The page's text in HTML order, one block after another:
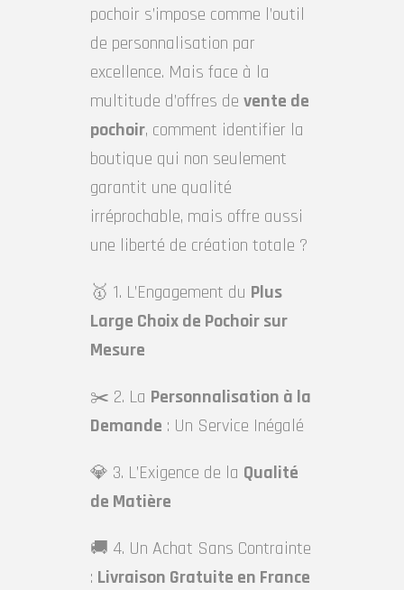
pochoir s’impose comme l’outil
de personnalisation par
excellence. Mais face à la
multitude d’offres de vente de
pochoir, comment identifier la
boutique qui non seulement
garantit une qualité
irréprochable, mais offre aussi
une liberté de création totale ?
🥇 1. L’Engagement du Plus
Large Choix de Pochoir sur
Mesure
✂️ 2. La Personnalisation à la
Demande : Un Service Inégalé
💎 3. L’Exigence de la Qualité
de Matière
🚚 4. Un Achat Sans Contrainte
: Livraison Gratuite en France